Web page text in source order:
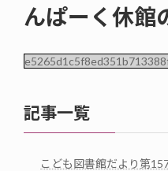
んぱーく休館
記事一覧
こども図書館だより第